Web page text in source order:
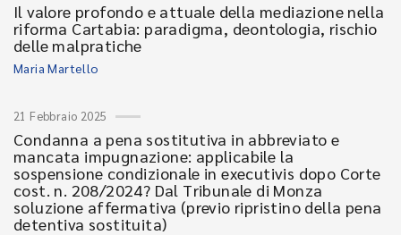
Il valore profondo e attuale della mediazione nella
riforma Cartabia: paradigma, deontologia, rischio
delle malpratiche
Maria Martello
21 Febbraio 2025
Condanna a pena sostitutiva in abbreviato e
mancata impugnazione: applicabile la
sospensione condizionale in executivis dopo Corte
cost. n. 208/2024? Dal Tribunale di Monza
soluzione affermativa (previo ripristino della pena
detentiva sostituita)